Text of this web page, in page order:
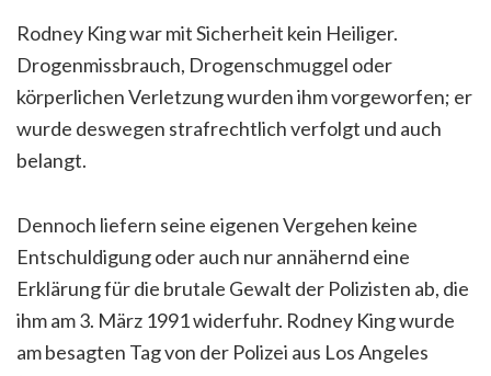
Rodney King war mit Sicherheit kein Heiliger.
Drogenmissbrauch, Drogenschmuggel oder
körperlichen Verletzung wurden ihm vorgeworfen; er
wurde deswegen strafrechtlich verfolgt und auch
belangt.
Dennoch liefern seine eigenen Vergehen keine
Entschuldigung oder auch nur annähernd eine
Erklärung für die brutale Gewalt der Polizisten ab, die
ihm am 3. März 1991 widerfuhr. Rodney King wurde
am besagten Tag von der Polizei aus Los Angeles